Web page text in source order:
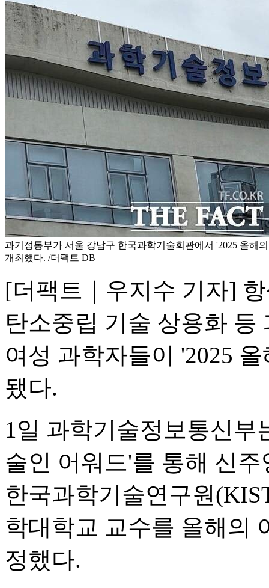
과기정통부가 서울 강남구 한국과학기술회관에서 '2025 올해
개최했다. /더팩트 DB
[더팩트｜우지수 기자]
탄소중립 기술 상용화
여성 과학자들이 '2025
됐다.
1일 과학기술정보통신부
술인 어워드'를 통해 신
한국과학기술연구원
학대학교 교수를 올해의
정했다.